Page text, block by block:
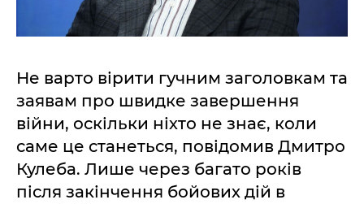
Не варто вірити гучним заголовкам та
заявам про швидке завершення
війни, оскільки ніхто не знає, коли
саме це станеться, повідомив Дмитро
Кулеба. Лише через багато років
після закінчення бойових дій в